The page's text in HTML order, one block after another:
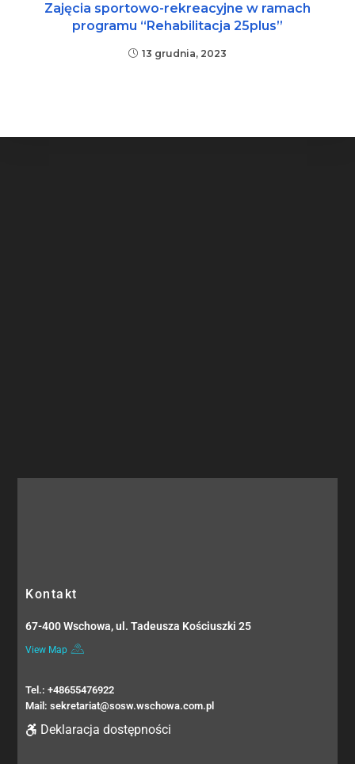
Zajęcia sportowo-rekreacyjne w ramach
programu “Rehabilitacja 25plus”
13 grudnia, 2023
Kontakt
67-400 Wschowa, ul. Tadeusza Kościuszki 25
View Map
Tel.: +48655476922
Mail: sekretariat@sosw.wschowa.com.pl
Deklaracja dostępności